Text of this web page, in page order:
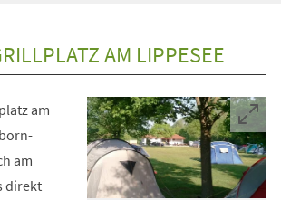
AM LIPPESEE
am
am
direkt